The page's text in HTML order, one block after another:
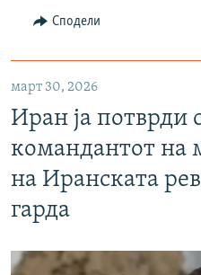
Сподели
март 30, 2026
Иран ја потврди
командантот на
на Иранската
гарда